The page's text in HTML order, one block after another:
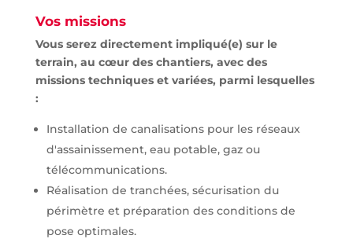
Vos missions
Vous serez directement impliqué(e) sur le
terrain, au cœur des chantiers, avec des
missions techniques et variées, parmi lesquelles
:
Installation de canalisations pour les réseaux
d'assainissement, eau potable, gaz ou
télécommunications.
Réalisation de tranchées, sécurisation du
périmètre et préparation des conditions de
pose optimales.